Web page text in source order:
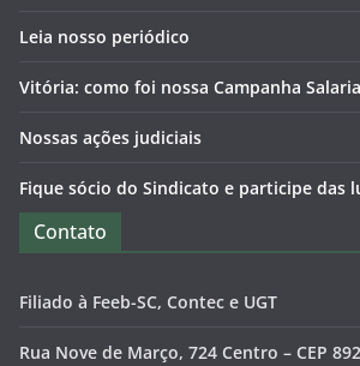
Leia nosso periódico
Vitória: como foi nossa Campanha
Nossas ações judiciais
Fique sócio do Sindicato e participe das
Contato
Filiado à Feeb-SC, Contec e UGT
Rua Nove de Março, 724 Centro – CEP